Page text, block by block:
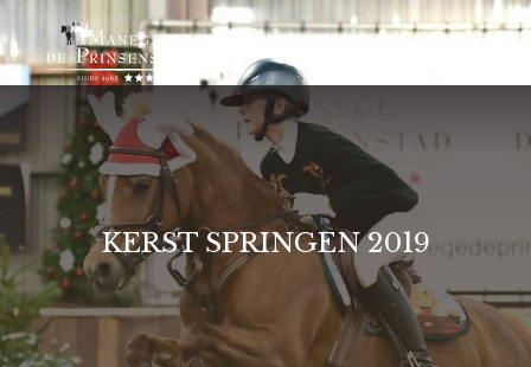
KERST SPRINGEN 2019